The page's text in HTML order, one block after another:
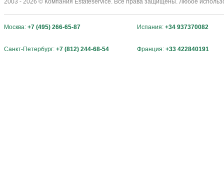
2003 - 2026 © Компания Estateservice. Все права защищены. Любое
Москва: +7 (495) 266-65-87 Испания: +34 937370082
Санкт-Петербург: +7 (812) 244-68-54 Франция: +33 422840191